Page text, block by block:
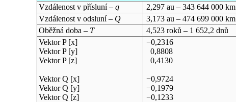
Vzdálenost v přísluní – q
2,297 au – 343 644 000 km
Vzdálenost v odsluní – Q
3,173 au – 474 699 000 km
Oběžná doba – T
4,523 roků – 1 652,2 dnů
Vektor P [x]
Vektor P [y]
Vektor P [z]
Vektor Q [x]
Vektor Q [y]
Vektor Q [z]
−0,2316
0,8808
0,4130
−0,9724
−0,1979
−0,1233